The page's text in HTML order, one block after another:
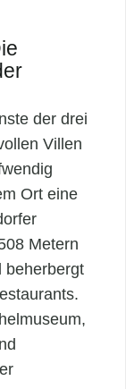
der drei
Villen
Ort eine
Metern
beherbergt